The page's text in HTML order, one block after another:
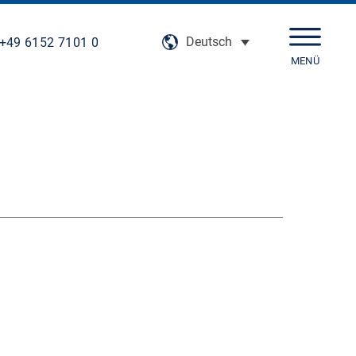
MENÜ
Deutsch
+49 6152 7101 0